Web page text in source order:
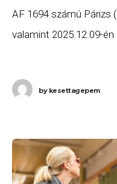
AF 1694 számú Párizs
valamint 2025.12.09-
bykesettagepem